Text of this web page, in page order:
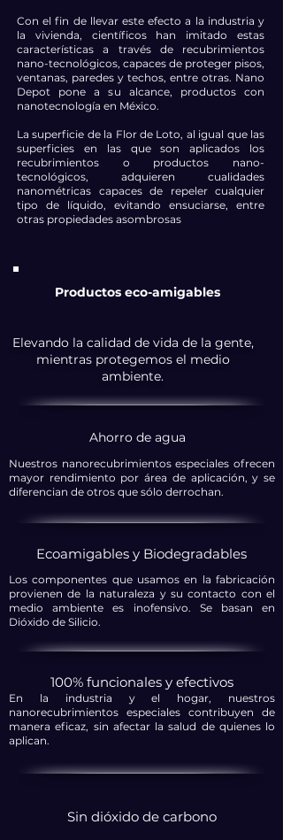
Con el fin de llevar este efecto a la industria y
la vivienda, científicos han imitado estas
características a través de recubrimientos
nano-tecnológicos, capaces de proteger pisos,
ventanas, paredes y techos, entre otras. Nano
Depot pone a su alcance, productos con
nanotecnología en México.
La superficie de la Flor de Loto, al igual que las
superficies en las que son aplicados los
recubrimientos o productos nano-
tecnológicos, adquieren cualidades
nanométricas capaces de repeler cualquier
tipo de líquido, evitando ensuciarse, entre
otras propiedades asombrosas
Productos eco-amigables
Elevando la calidad de vida de la gente,
mientras protegemos el medio
ambiente.
Ahorro de agua
Nuestros nanorecubrimientos especiales ofrecen
mayor rendimiento por área de aplicación, y se
diferencian de otros que sólo derrochan.
Ecoamigables y Biodegradables
Los componentes que usamos en la fabricación
provienen de la naturaleza y su contacto con el
medio ambiente es inofensivo. Se basan en
Dióxido de Silicio.
100% funcionales y efectivos
En la industria y el hogar, nuestros
nanorecubrimientos especiales contribuyen de
manera eficaz, sin afectar la salud de quienes lo
aplican.
Sin dióxido de carbono